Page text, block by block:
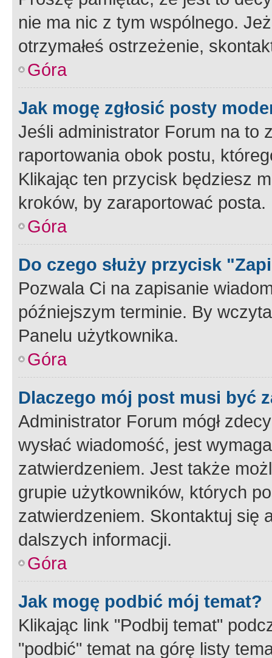
nie ma nic z tym wspólnego.
otrzymałeś ostrzeżenie,
Góra
Jak mogę zgłosić posty
Jeśli administrator Forum na to
raportowania obok postu,
Klikając ten przycisk będziesz
kroków, by zaraportować posta.
Góra
Do czego służy przycisk
Pozwala Ci na zapisanie
późniejszym terminie. By
Panelu użytkownika.
Góra
Dlaczego mój post musi być
Administrator Forum mógł
wysłać wiadomość, jest
zatwierdzeniem. Jest także
grupie użytkowników, których
zatwierdzeniem. Skontaktuj się
dalszych informacji.
Góra
Jak mogę podbić mój temat?
Klikając link "Podbij temat"
"podbić" temat na górę listy